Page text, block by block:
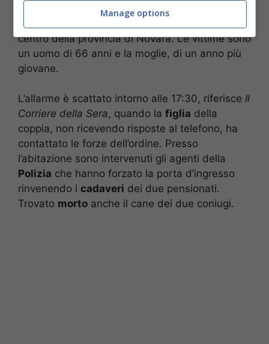
mercoledì 8
appartamento di via Bonfantini a
centro della provincia di Novara. Le vittime sono
un uomo di 66 anni e la moglie, di un anno più
giovane.
L’allarme è scattato intorno alle 17:30, riferisce Il
Corriere della Sera, quando la figlia della
coppia, non ricevendo risposte al telefono, ha
contattato le forze dell’ordine. Presso
l’abitazione sono intervenuti gli agenti della
Polizia che hanno forzato la porta d’ingresso
rinvenendo i cadaveri dei due pensionati.
Trovato morto anche il cane dei due coniugi.
Manage options